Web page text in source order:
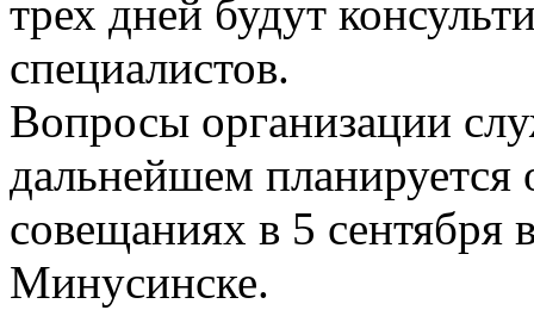
трех дней будут
специалистов.
Вопросы организации
дальнейшем планируется
совещаниях в 5 сентября
Минусинске.